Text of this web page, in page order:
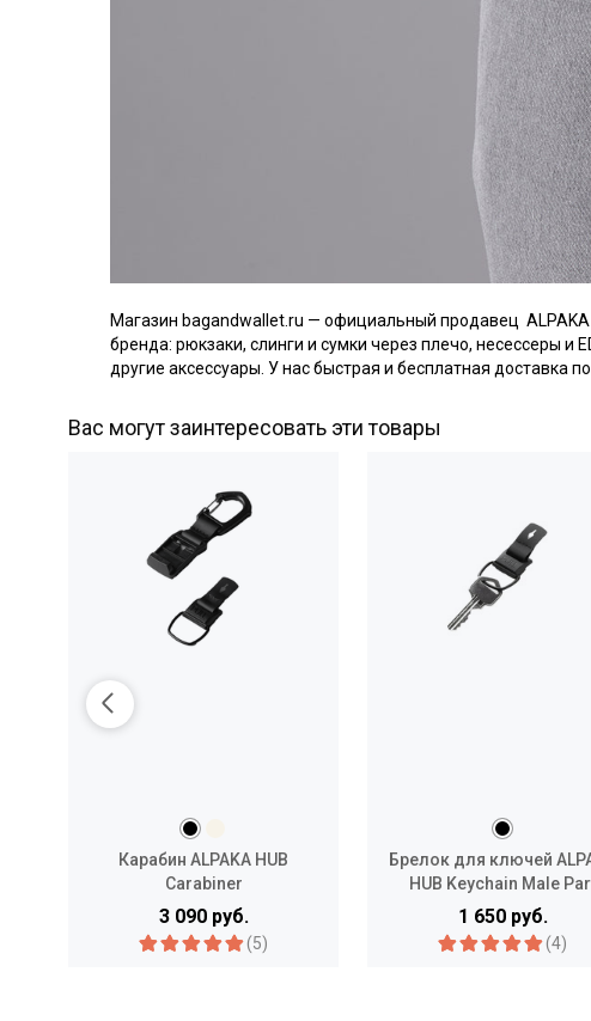
Магазин bagandwallet.ru — официальный продавец
бренда: рюкзаки, слинги и сумки через плечо, несессеры и
другие аксессуары. У нас быстрая и бесплатная доставка
Вас могут заинтересовать эти товары
Карабин ALPAKA HUB
Carabiner
3 090 руб.
(5)
Брелок для ключей
HUB Keychain Male
1 650 руб.
(4)